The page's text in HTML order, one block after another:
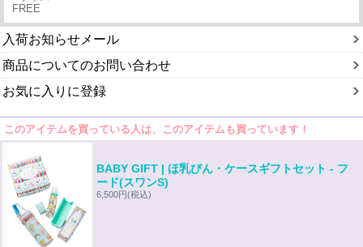
FREE
入荷お知らせメール
商品についてのお問い合わせ
お気に入りに登録
このアイテムを買っている人は、このアイテムも買っています！
BABY GIFT | ほ乳びん・ケースギフトセット - フ
ード(スワンS)
6,500円(税込)